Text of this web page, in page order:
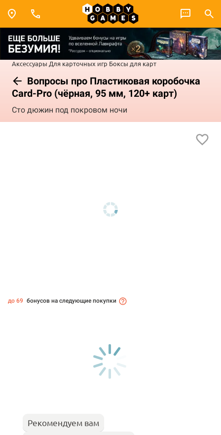
Аксессуары Для карточных игр Боксы для карт
Вопросы про Пластиковая коробочка
Card-Pro (чёрная, 95 мм, 120+ карт)
Сто дюжин под покровом ночи
до 69 бонусов на следующие покупки
Рекомендуем вам